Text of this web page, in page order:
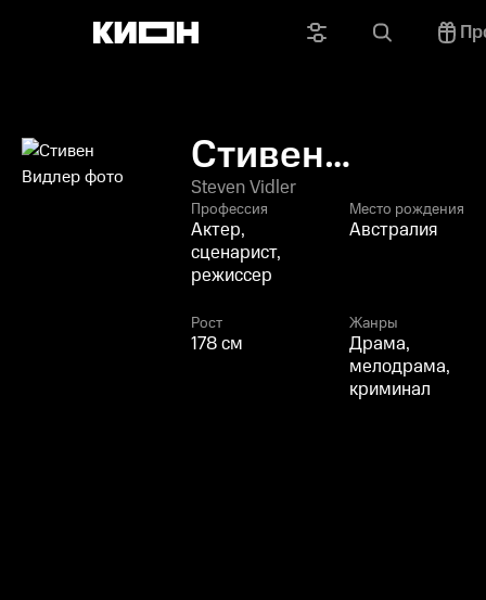
Стивен
Видлер
Steven Vidler
Профессия
Актер,
сценарист,
режиссер
Место рождения
Австралия
Рост
178 см
Жанры
Драма,
мелодрама,
криминал